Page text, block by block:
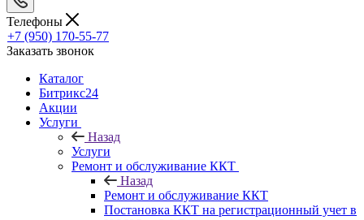
Телефоны
+7 (950) 170-55-77
Заказать звонок
Каталог
Битрикс24
Акции
Услуги
Назад
Услуги
Ремонт и обслуживание ККТ
Назад
Ремонт и обслуживание ККТ
Постановка ККТ на регистрационный учет в